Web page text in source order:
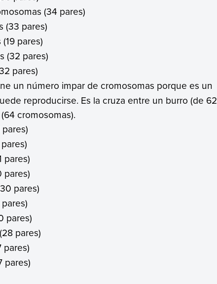
(34 pares)
(33 pares)
pares)
(32 pares)
pares)
un número impar de cromosomas porque es un
reproducirse. Es la cruza entre un burro (de 62
cromosomas).
pares)
pares)
pares)
pares)
pares)
pares)
pares)